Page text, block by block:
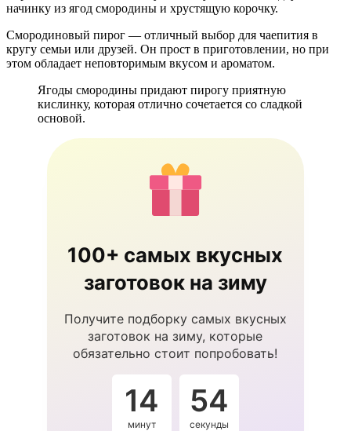
начинку из ягод смородины и хрустящую корочку.
Смородиновый пирог — отличный выбор для чаепития в
кругу семьи или друзей. Он прост в приготовлении, но при
этом обладает неповторимым вкусом и ароматом.
Ягоды смородины придают пирогу приятную
кислинку, которая отлично сочетается со сладкой
основой.
100+ самых вкусных
заготовок на зиму
Получите подборку самых вкусных
заготовок на зиму, которые
обязательно стоит попробовать!
14
минут
54
секунды